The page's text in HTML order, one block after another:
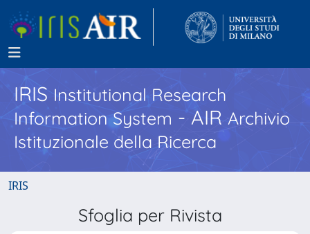
IRISInstitutional Research
Information System - AIR Archivio
Istituzionale della Ricerca
IRIS
Sfoglia per Rivista